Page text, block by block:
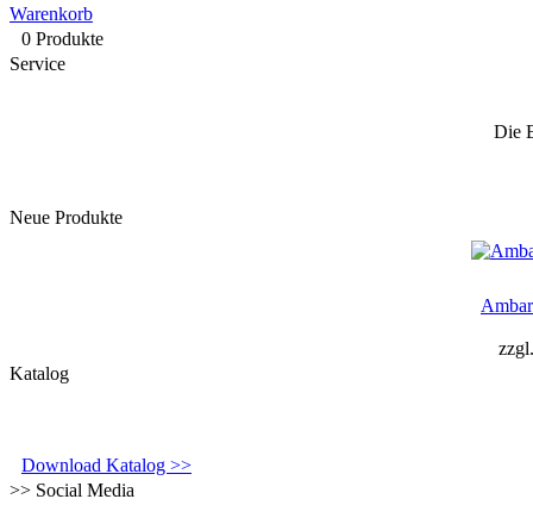
Warenkorb
0 Produkte
Service
Die
Neue Produkte
Katalog
Download Katalog >>
>> Social Media